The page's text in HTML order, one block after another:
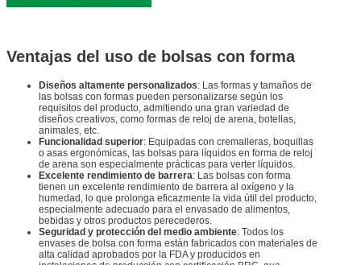
Ventajas del uso de bolsas con forma
Diseños altamente personalizados: Las formas y tamaños de
las bolsas con formas pueden personalizarse según los
requisitos del producto, admitiendo una gran variedad de
diseños creativos, como formas de reloj de arena, botellas,
animales, etc.
Funcionalidad superior: Equipadas con cremalleras, boquillas
o asas ergonómicas, las bolsas para líquidos en forma de reloj
de arena son especialmente prácticas para verter líquidos.
Excelente rendimiento de barrera: Las bolsas con forma
tienen un excelente rendimiento de barrera al oxígeno y la
humedad, lo que prolonga eficazmente la vida útil del producto,
especialmente adecuado para el envasado de alimentos,
bebidas y otros productos perecederos.
Seguridad y protección del medio ambiente: Todos los
envases de bolsa con forma están fabricados con materiales de
alta calidad aprobados por la FDA y producidos en